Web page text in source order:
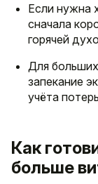
Если нужна
сначала
горячей
Для
запекание
учёта
Как
больше